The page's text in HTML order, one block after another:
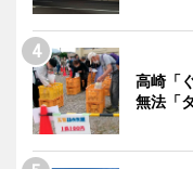
高崎「
無法「